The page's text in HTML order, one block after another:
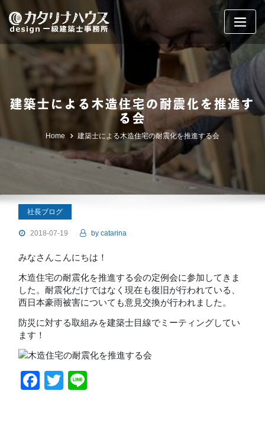
content
建築士による木造住宅の耐震化を推進す
る会
Home 建築士による木造住宅の耐震化を推進する会
社長ブログ
2018-07-19 by catarina
みなさんこんにちは！
木造住宅の耐震化を推進する会の定例会に参加してきま
した。耐震化だけではなく現在も復旧が行われている、
西日本豪雨被害についても意見交換が行われました。
防災に対する取組みを建築士目線でミーティングしてい
ます！
Facebook
Twitter